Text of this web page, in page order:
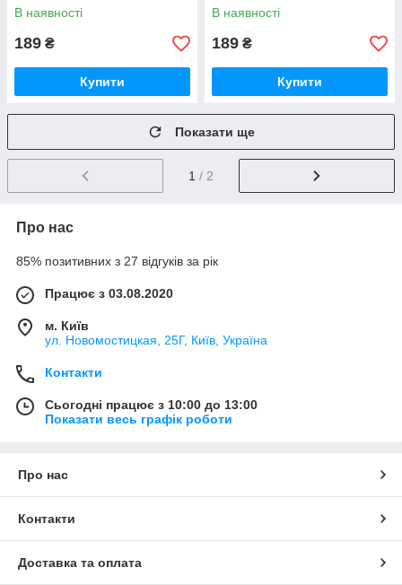
В наявності
189 ₴
Купити
В наявності
189 ₴
Купити
Показати ще
1 / 2
Про нас
85% позитивних з 27 відгуків за рік
Працює з 03.08.2020
м. Київ
ул. Новомостицкая, 25Г, Київ, Україна
Контакти
Сьогодні працює з 10:00 до 13:00
Показати весь графік роботи
Про нас
Контакти
Доставка та оплата